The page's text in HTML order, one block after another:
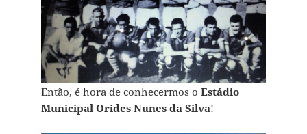
Então, é hora de conhecermos o Estádio
Municipal Orides Nunes da Silva!